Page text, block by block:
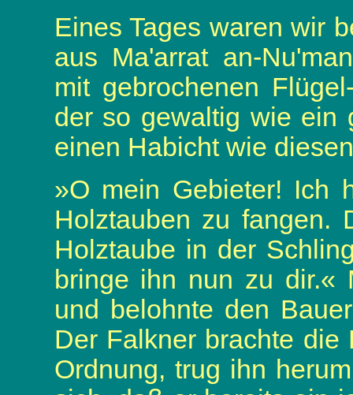
Eines Tages waren wir
aus Ma'arrat an-
mit gebrochenen
der so gewaltig wie ein
einen Habicht wie
»O mein Gebieter! Ich
Holztauben zu fangen.
Holztaube in der
bringe ihn nun zu dir.«
und belohnte den
Der Falkner brachte
Ordnung, trug ihn